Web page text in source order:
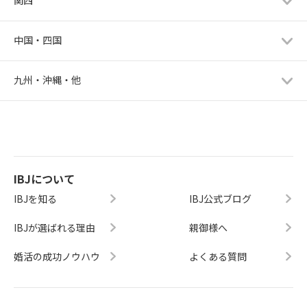
中国・四国
九州・沖縄・他
IBJについて
IBJを知る
IBJが選ばれる理由
婚活の成功ノウハウ
IBJ公式ブログ
親御様へ
よくある質問